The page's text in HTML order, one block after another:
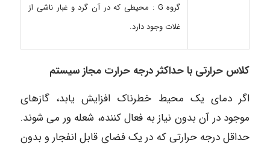
گروه G : محیطی که در آن گرد و غبار ناشی از
غلات وجود دارد.
کلاس حرارتی با حداکثر درجه حرارت مجاز سیستم
اگر دمای یک محیط خطرناک افزایش یابد، گازهای
موجود در آن بدون نیاز به فعال کننده، شعله ور می شوند.
حداقل درجه حرارتی که در یک فضای قابل انفجار و بدون